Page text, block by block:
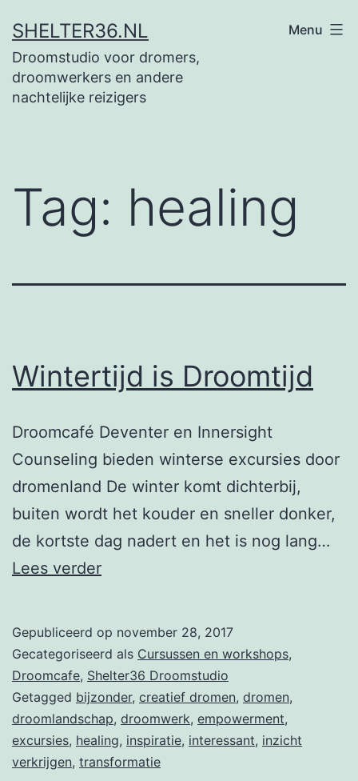
naar
de
inhoud
SHELTER36.NL
Droomstudio voor dromers,
droomwerkers en andere
nachtelijke reizigers
Menu
Tag: healing
Wintertijd is Droomtijd
Droomcafé Deventer en Innersight
Counseling bieden winterse excursies door
dromenland De winter komt dichterbij,
buiten wordt het kouder en sneller donker,
de kortste dag nadert en het is nog lang…
Lees verderWintertijd
Gepubliceerd op november 28, 2017
Gecategoriseerd als Cursussen en workshops,
Droomcafe, Shelter36 Droomstudio
Getagged bijzonder, creatief dromen, dromen,
droomlandschap, droomwerk, empowerment,
excursies, healing, inspiratie, interessant, inzicht
verkrijgen, transformatie